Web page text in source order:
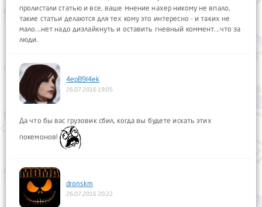
пролистали статью и все, ваше мнение нахер никому не впало,
такие статьи делаются для тех кому это интересно - и таких не
мало...нет надо дизлайкнуть и оставить гневный коммент...что за
люди.
4epB9I4ek
26.07.2016 19:05
Да что бы вас грузовик сбил, когда вы будете искать этих
покемонов!
dronskm
26.07.2016 20:22